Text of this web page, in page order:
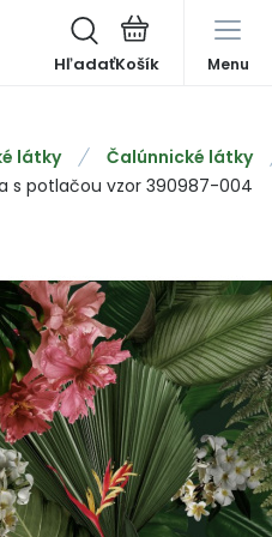
Hľadať Menu
látky
Čalúnnické látky
s potlačou vzor 390987-004